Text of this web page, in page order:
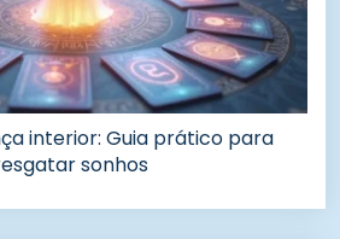
interior: Guia prático para
sonhos